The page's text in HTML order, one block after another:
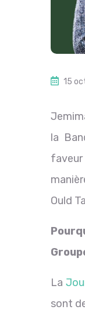
15
la
Ould
La
sont